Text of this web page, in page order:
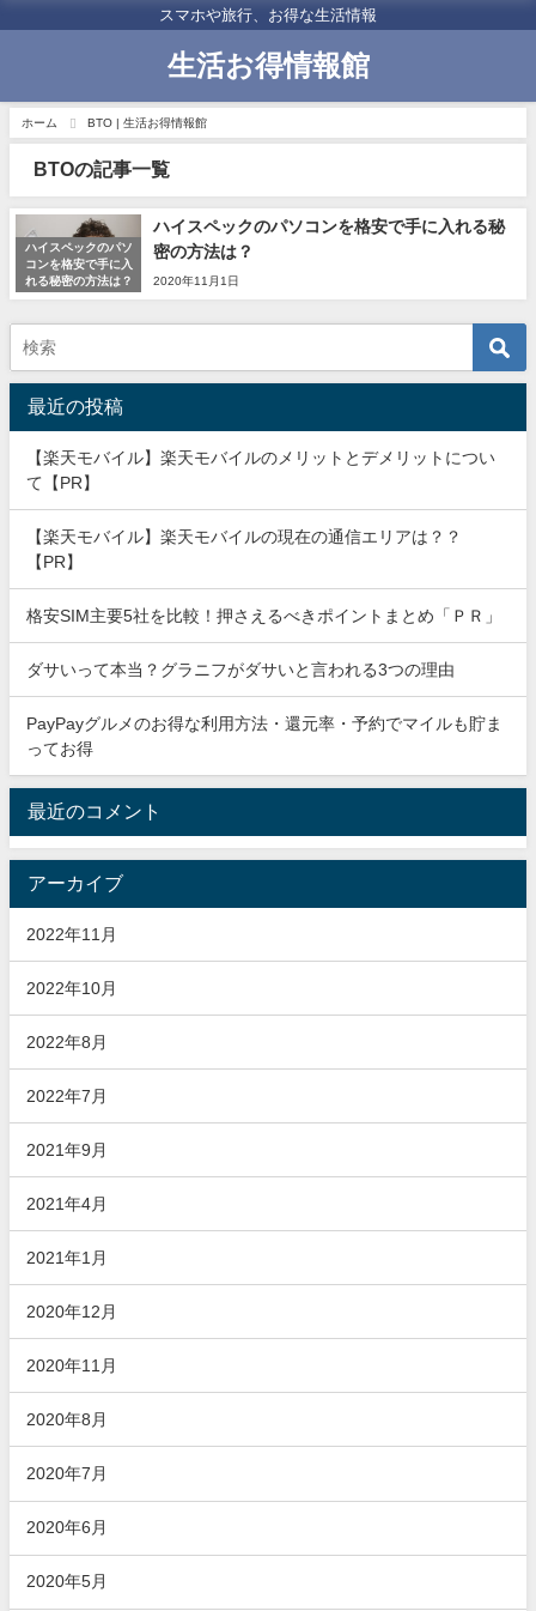
スマホや旅行、お得な生活情報
生活お得情報館
ホーム BTO | 生活お得情報館
BTOの記事一覧
ハイスペックのパソ
コンを格安で手に入
れる秘密の方法は？
ハイスペックのパソコンを格安で手に入れる秘
密の方法は？
2020年11月1日
最近の投稿
【楽天モバイル】楽天モバイルのメリットとデメリットについ
て【PR】
【楽天モバイル】楽天モバイルの現在の通信エリアは？？
【PR】
格安SIM主要5社を比較！押さえるべきポイントまとめ「ＰＲ」
ダサいって本当？グラニフがダサいと言われる3つの理由
PayPayグルメのお得な利用方法・還元率・予約でマイルも貯ま
ってお得
最近のコメント
アーカイブ
2022年11月
2022年10月
2022年8月
2022年7月
2021年9月
2021年4月
2021年1月
2020年12月
2020年11月
2020年8月
2020年7月
2020年6月
2020年5月